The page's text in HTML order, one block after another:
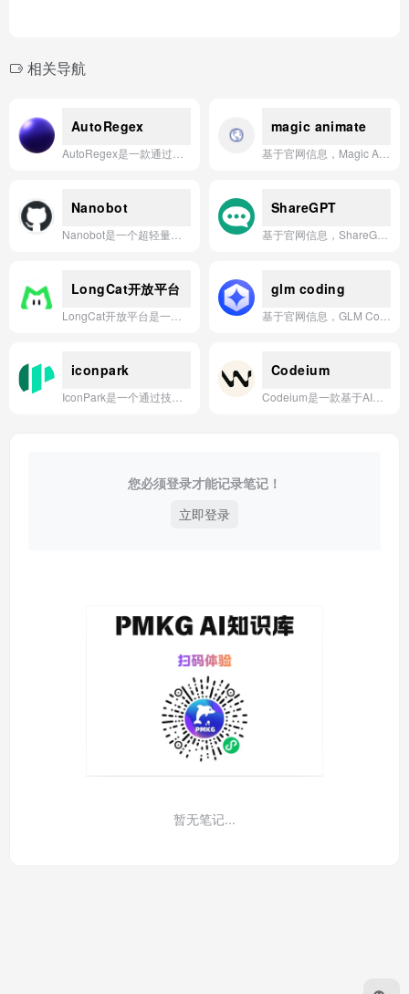
相关导航
AutoRegex magic animate
Nanobot ShareGPT
LongCat开放平台 glm coding
iconpark Codeium
您必须登录才能记录笔记！
立即登录
暂无笔记...